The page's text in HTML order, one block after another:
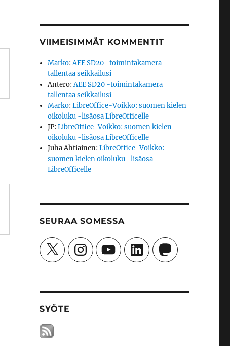
VIIMEISIMMÄT KOMMENTIT
Marko:AEE SD20 -toimintakamera
tallentaa seikkailusi
Antero:AEE SD20 -toimintakamera
tallentaa seikkailusi
Marko:LibreOffice-Voikko: suomen kielen
oikoluku -lisäosa LibreOfficelle
JP:LibreOffice-Voikko: suomen kielen
oikoluku -lisäosa LibreOfficelle
Juha Ahtiainen:LibreOffice-Voikko:
suomen kielen oikoluku -lisäosa
LibreOfficelle
SEURAA SOMESSA
X InstagramYouTubeLinkedInMastodon
SYÖTE